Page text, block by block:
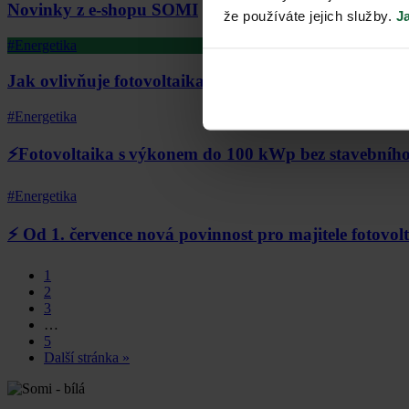
že používáte jejich služby.
Novinky z e-shopu SOMI
#Energetika
Jak ovlivňuje fotovoltaika stabilitu energetické sítě v
#Energetika
⚡Fotovoltaika s výkonem do 100 kWp bez
#Energetika
⚡️ Od 1. července nová povinnost pro majitele
1
2
3
…
5
Další stránka »